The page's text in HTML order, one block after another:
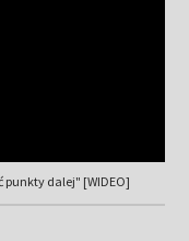
punkty dalej" [WIDEO]